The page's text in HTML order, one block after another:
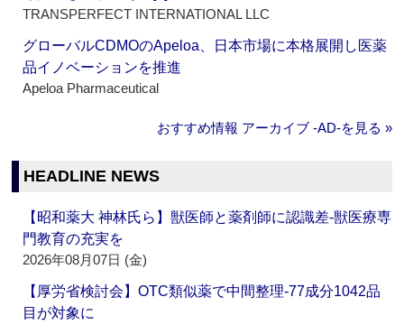
TRANSPERFECT INTERNATIONAL LLC
グローバルCDMOのApeloa、日本市場に本格展開し医薬
品イノベーションを推進
Apeloa Pharmaceutical
おすすめ情報 アーカイブ ‐AD‐を見る »
HEADLINE NEWS
【昭和薬大 神林氏ら】獣医師と薬剤師に認識差‐獣医療専
門教育の充実を
2026年08月07日 (金)
【厚労省検討会】OTC類似薬で中間整理‐77成分1042品
目が対象に